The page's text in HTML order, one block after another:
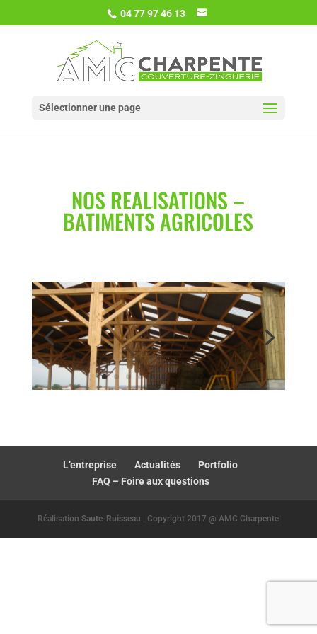
04 77 97 46 13
Sélectionner une page
NOS REALISATIONS –
BATIMENTS AGRICOLES
L’entreprise Actualités
Portfolio
FAQ – Foire aux questions
RéalisationSaute-Ruisseau | Copyright 2017 @ AMC Charpente